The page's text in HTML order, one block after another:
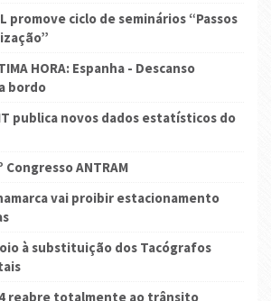
promove ciclo de seminários “Passos
HORA: Espanha - Descanso
bordo
publica novos dados estatísticos do
Congresso ANTRAM
vai proibir estacionamento
à substituição dos Tacógrafos
reabre totalmente ao trânsito